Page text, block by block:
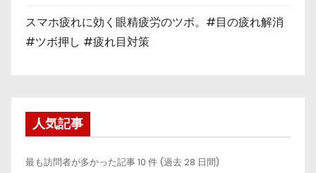
スマホ疲れに効く眼精疲労のツボ。#目の疲れ解消
#ツボ押し #疲れ目対策
人気記事
最も訪問者が多かった記事 10 件 (過去 28 日間)